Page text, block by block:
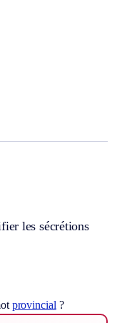
les sécrétions
provincial ?